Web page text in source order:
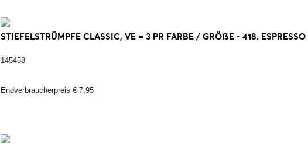
STIEFELSTRÜMPFE CLASSIC, VE = 3 PR FARBE / GRÖßE - 418. ESPRESSO
145458
Endverbraucherpreis € 7,95